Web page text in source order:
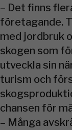
– Det finns
företagande.
med jordbruk
skogen som
utveckla sin
turism och
chansen för
– Många